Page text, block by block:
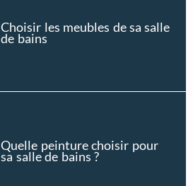
Choisir les meubles de sa salle
de bains
Quelle peinture choisir pour
sa salle de bains ?